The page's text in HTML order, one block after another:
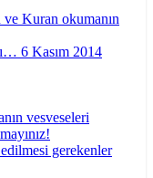
Kuran okumanın
6 Kasım 2014
vesveseleri
gerekenler